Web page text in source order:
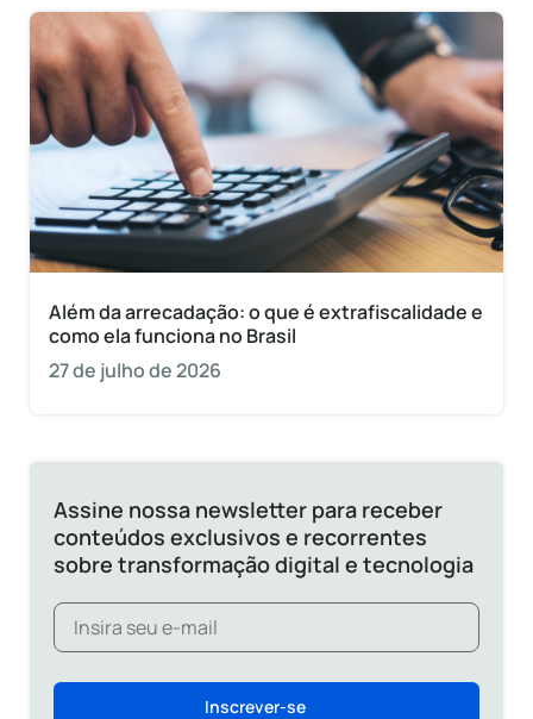
Além da arrecadação: o que é extrafiscalidade e
como ela funciona no Brasil
27 de julho de 2026
Assine nossa newsletter para receber
conteúdos exclusivos e recorrentes
sobre transformação digital e tecnologia
Inscrever-se